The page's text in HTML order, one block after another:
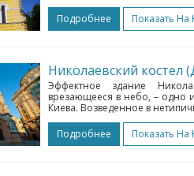
Подробнее
Показать На
Николаевский костел
Эффектное здание
врезающееся в небо, – одно
Киева. Возведенное в
Подробнее
Показать На